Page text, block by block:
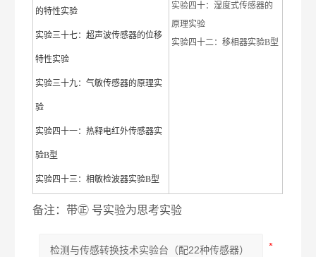
的特性实验
实验三十七：超声波传感器的位移
特性实验
实验三十九：气敏传感器的原理实
验
实验四十一：热释电红外传感器实
验B型
实验四十三：相敏检波器实验B型
实验四十：湿度式传感器的
原理实验
实验四十二：移相器实验B型
备注：带㊣ 号实验为思考实验